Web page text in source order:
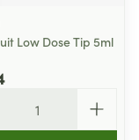
Low Dose Tip 5ml